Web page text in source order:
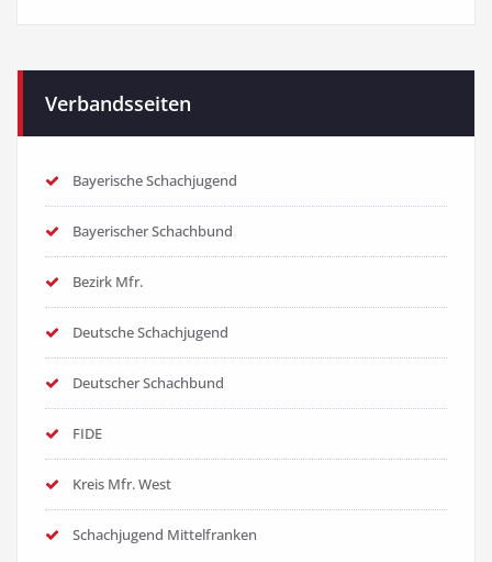
Verbandsseiten
Bayerische Schachjugend
Bayerischer Schachbund
Bezirk Mfr.
Deutsche Schachjugend
Deutscher Schachbund
FIDE
Kreis Mfr. West
Schachjugend Mittelfranken